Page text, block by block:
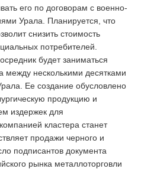
его по договорам с военно-
Урала. Планируется, что
снизить стоимость
потребителей.
будет заниматься
между несколькими десятками
Ее создание обусловлено
продукцию и
издержек для
кластера станет
продажи черного и
подписантов документа
рынка металлоторговли